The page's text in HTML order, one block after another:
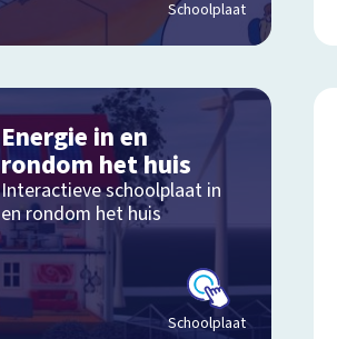
Schoolplaat
Energie in en
rondom het huis
Interactieve schoolplaat in
en rondom het huis
Schoolplaat